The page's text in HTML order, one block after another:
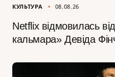
КУЛЬТУРА 08.08.26
Netflix відмовилась
кальмара» Девіда